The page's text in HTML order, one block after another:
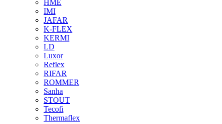
HME
IMI
JAFAR
K-FLEX
KERMI
LD
Luxor
Reflex
RIFAR
ROMMER
Sanha
STOUT
Tecofi
Thermaflex